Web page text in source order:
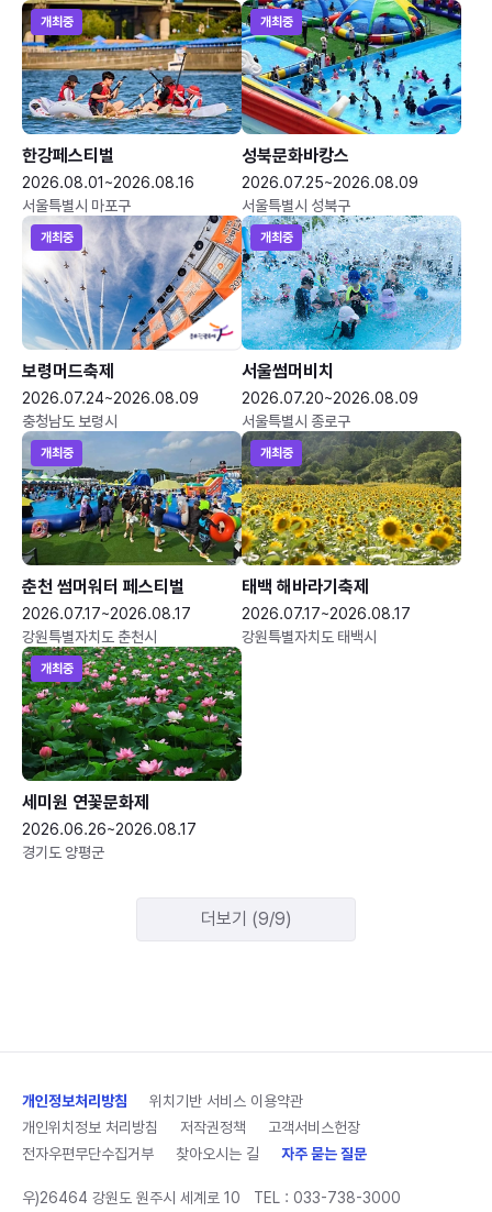
개최중
한강페스티벌
2026.08.01~2026.08.16
서울특별시 마포구
개최중
성북문화바캉스
2026.07.25~2026.08.09
서울특별시 성북구
개최중
보령머드축제
2026.07.24~2026.08.09
충청남도 보령시
개최중
서울썸머비치
2026.07.20~2026.08.09
서울특별시 종로구
개최중
춘천 썸머워터 페스티벌
2026.07.17~2026.08.17
강원특별자치도 춘천시
개최중
태백 해바라기축제
2026.07.17~2026.08.17
강원특별자치도 태백시
개최중
세미원 연꽃문화제
2026.06.26~2026.08.17
경기도 양평군
더보기 (9/9)
개인정보처리방침
위치기반 서비스 이용약관
개인위치정보 처리방침
저작권정책
고객서비스헌장
전자우편무단수집거부
찾아오시는 길 자주 묻는 질문
우)26464 강원도 원주시 세계로 10 TEL : 033-738-3000